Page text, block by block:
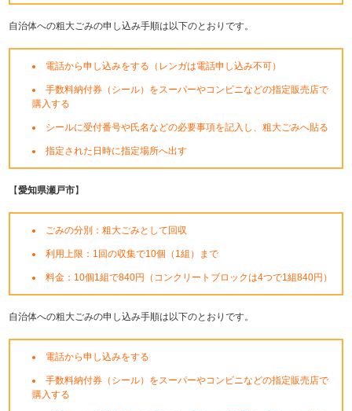
自治体への粗大ごみの申し込み手順は以下のとおりです。
電話から申し込みをする（レンガは電話申し込み不可）
手数料納付券（シール）をスーパーやコンビニなどの指定販売店で
購入する
シールに受付番号や氏名などの必要事項を記入し、粗大ごみへ貼る
指定された日時に指定場所へ出す
【愛知県瀬戸市】
ごみの分別：粗大ごみとして回収
利用上限：1回の収集で10個（1組）まで
料金：10個1組で840円（コンクリートブロックは4つで1組840円）
自治体への粗大ごみの申し込み手順は以下のとおりです。
電話から申し込みをする
手数料納付券（シール）をスーパーやコンビニなどの指定販売店で
購入する